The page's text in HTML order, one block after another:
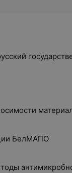
БелМАПО